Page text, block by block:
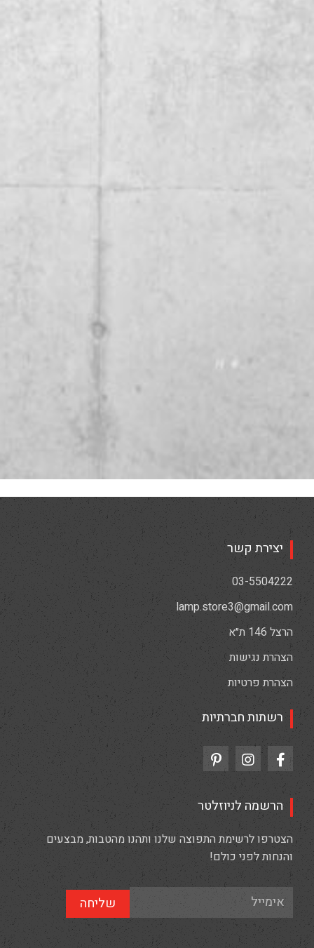
יצירת קשר
03-5504222
lamp.store3@gmail.com
הרצל 146 ת״א
הצהרת נגישות
הצהרת פרטיות
רשתות חברתיות
הרשמה לניוזלטר
הצטרפו לרשימת התפוצה שלנו ותהנו מהטבות, מבצעים
והנחות לפני כולם!
שליחה